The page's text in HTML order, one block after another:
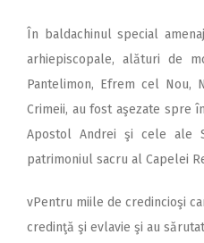
În baldachinul special
arhiepiscopale, alături de
Pantelimon, Efrem cel Nou,
Crimeii, au fost aşezate spre
Apostol Andrei şi cele ale
patrimoniul sacru al Capelei
vPentru miile de credincioşi
credinţă şi evlavie şi au